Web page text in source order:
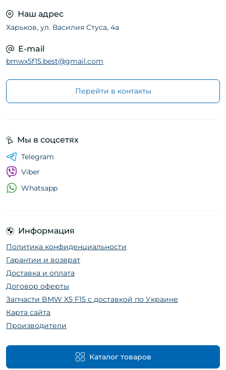
Наш адрес
Харьков, ул. Василия Стуса, 4а
E-mail
bmwx5f15.best@gmail.com
Перейти в контакты
Информация
Политика конфиденциальности
Гарантии и возврат
Доставка и оплата
Договор оферты
Запчасти BMW X5 F15 с доставкой по Украине
Карта сайта
Производители
Каталог товаров
Мы в соцсетях
Telegram
Viber
Whatsapp